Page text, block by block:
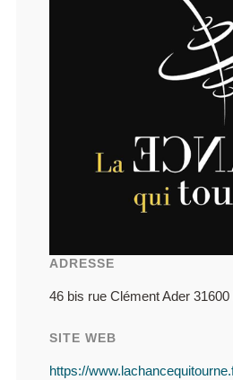
ADRESSE
46 bis rue Clément Ader
SITE WEB
https://